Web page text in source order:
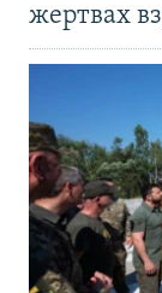
жертвах